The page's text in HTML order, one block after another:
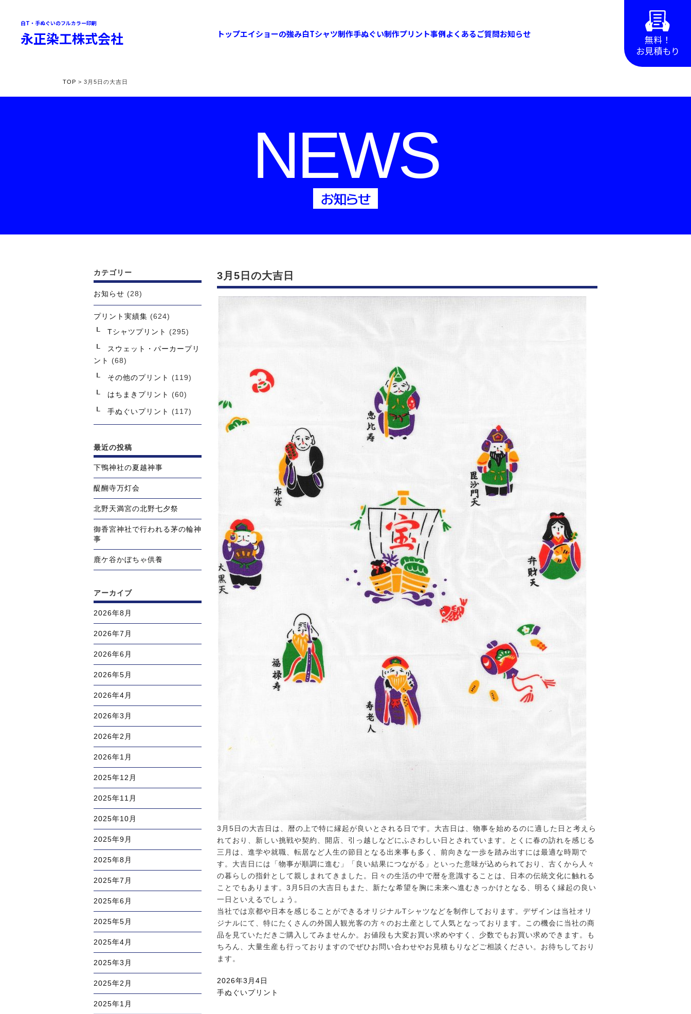
白T・手ぬぐいのフルカラー印刷
永正染工株式会社 トップエイショーの強み白Tシャツ制作手ぬぐい制作プリント事例よくあるご質問お知らせ
無料！
お見積もり
TOP > 3月5日の大吉日
NEWS
お知らせ
3月5日の大吉日
3月5日の大吉日は、暦の上で特に縁起が良いとされる日です。大吉日は、物事を始めるのに適した日と考えら
れており、新しい挑戦や契約、開店、引っ越しなどにふさわしい日とされています。とくに春の訪れを感じる
三月は、進学や就職、転居など人生の節目となる出来事も多く、前向きな一歩を踏み出すには最適な時期で
す。大吉日には「物事が順調に進む」「良い結果につながる」といった意味が込められており、古くから人々
の暮らしの指針として親しまれてきました。日々の生活の中で暦を意識することは、日本の伝統文化に触れる
ことでもあります。3月5日の大吉日もまた、新たな希望を胸に未来へ進むきっかけとなる、明るく縁起の良い
一日といえるでしょう。
当社では京都や日本を感じることができるオリジナルTシャツなどを制作しております。デザインは当社オリ
ジナルにて、特にたくさんの外国人観光客の方々のお土産として人気となっております。この機会に当社の商
品を見ていただきご購入してみませんか。お値段も大変お買い求めやすく、少数でもお買い求めできます。も
ちろん、大量生産も行っておりますのでぜひお問い合わせやお見積もりなどご相談ください。お待ちしており
ます。
投
稿
2026年3月4日
カ
手ぬぐいプリント
カテゴリー
お知らせ (28)
プリント実績集 (624)
Tシャツプリント
(295)
スウェット・パーカープリ
ント
(68)
その他のプリント (119)
はちまきプリント (60)
手ぬぐいプリント (117)
最近の投稿
下鴨神社の夏越神事
醍醐寺万灯会
北野天満宮の北野七夕祭
御香宮神社で行われる茅の輪神
事
鹿ケ谷かぼちゃ供養
アーカイブ
2026年8月
2026年7月
2026年6月
2026年5月
2026年4月
2026年3月
2026年2月
2026年1月
2025年12月
2025年11月
2025年10月
2025年9月
2025年8月
2025年7月
2025年6月
2025年5月
2025年4月
2025年3月
2025年2月
2025年1月